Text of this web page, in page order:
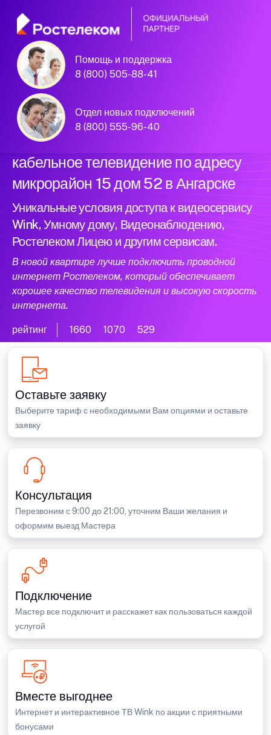
Помощь и поддержка
8 (800) 505-88-41
Отдел новых подключений
8 (800) 555-96-40
Официальный
партнер Ростелеком
Подключили новый интернет и
кабельное телевидение по адресу
микрорайон 15 дом 52 в Ангарске
Уникальные условия доступа к видеосервису
Wink, Умному дому, Видеонаблюдению,
Ростелеком Лицею и другим сервисам.
В новой квартире лучше подключить проводной
интернет Ростелеком, который обеспечивает
хорошее качество телевидения и высокую скорость
интернета.
рейтинг 1660 1070 529
Оставьте заявку
Выберите тариф с необходимыми Вам опциями и оставьте
заявку
Консультация
Перезвоним с 9:00 до 21:00, уточним Ваши желания и
оформим выезд Мастера
Подключение
Мастер все подключит и расскажет как пользоваться каждой
услугой
Вместе выгоднее
Интернет и интерактивное ТВ Wink по акции с приятными
бонусами